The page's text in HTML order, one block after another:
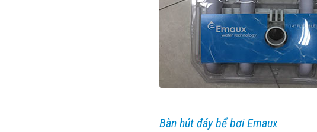
Bàn hút đáy bể bơi Emaux